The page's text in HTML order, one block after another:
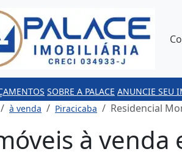
SOBRE A PALACE ANUNCIE SEU
à venda Piracicaba Residencial
à venda